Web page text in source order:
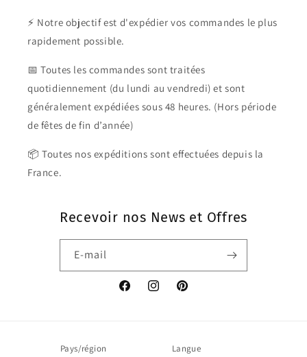
⚡ Notre objectif est d'expédier vos commandes le plus
rapidement possible.
📅 Toutes les commandes sont traitées
quotidiennement (du lundi au vendredi) et sont
généralement expédiées sous 48 heures. (Hors période
de fêtes de fin d’année)
📦 Toutes nos expéditions sont effectuées depuis la
France.
Recevoir nos News et Offres
E-mail
FacebookInstagramPinterest
Pays/région Langue